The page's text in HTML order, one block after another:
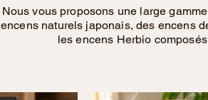
Nous vous proposons une large
encens naturels japonais, des encens
les encens Herbio